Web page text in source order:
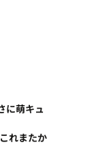
に萌キュ
れまたか